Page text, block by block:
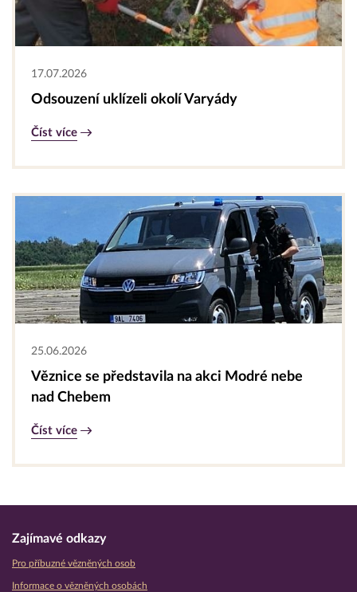
17.07.2026
Odsouzení uklízeli okolí Varyády
Číst více
25.06.2026
Věznice se představila na akci Modré nebe
nad Chebem
Číst více
Zajímavé odkazy
Pro příbuzné vězněných osob
Informace o vězněných osobách